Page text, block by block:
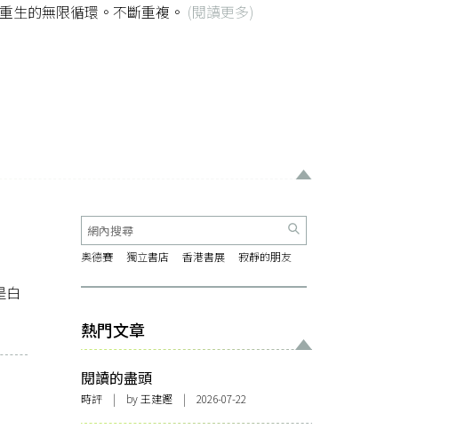
生的無限循環。不斷重複。 (閱讀更多)
白
奧德賽 獨立書店 香港書展 寂靜的朋友
熱門文章
閱讀的盡頭
時評 | by 王建鏗 | 2026-07-22